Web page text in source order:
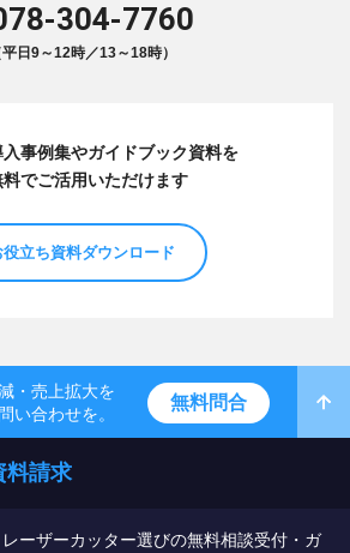
304-7760
平日9～12時／13～18時）
入事例集やガイドブック資料を
料でご活用いただけます
役立ち資料ダウンロード
・売上拡大を
い合わせを。
無料問合
料請求
レーザーカッター選びの無料相談受付・ガ